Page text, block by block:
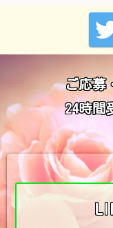
ご応募
24時間